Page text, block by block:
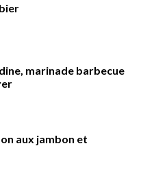
marinade barbecue
aux jambon et